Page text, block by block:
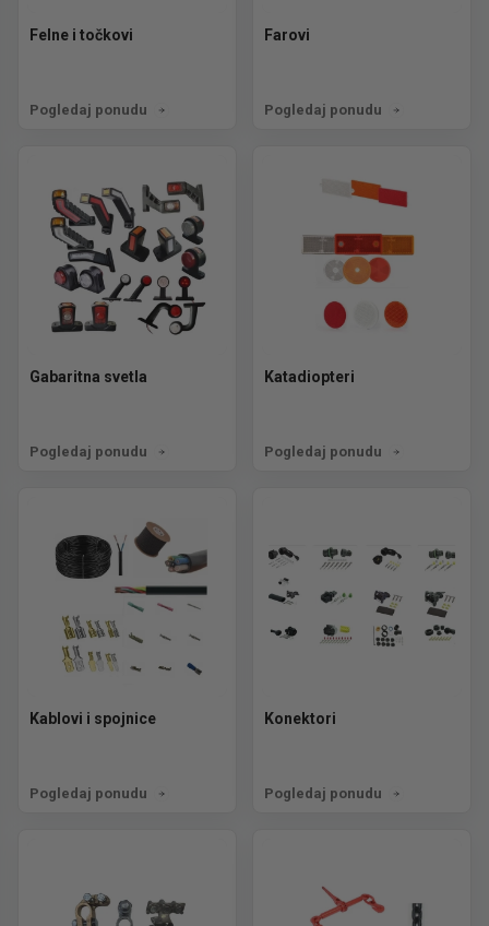
Felne i točkovi
Pogledaj ponudu
Farovi
Pogledaj ponudu
Gabaritna svetla
Pogledaj ponudu
Katadiopteri
Pogledaj ponudu
Kablovi i spojnice
Pogledaj ponudu
Konektori
Pogledaj ponudu